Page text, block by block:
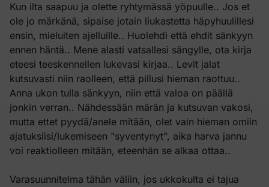
Kun ilta saapuu ja olette ryhtymässä yöpuulle.. Jos et
ole jo märkänä, sipaise jotain liukastetta häpyhuulillesi
ensin, mieluiten ajelluille.. Huolehdi että ehdit sänkyyn
ennen häntä.. Mene alasti vatsallesi sängylle, ota kirja
eteesi teeskennellen lukevasi kirjaa.. Levit jalat
kutsuvasti niin raolleen, että pillusi hieman raottuu..
Anna ukon tulla sänkyyn, niin että valoa on päällä
jonkin verran.. Nähdessään märän ja kutsuvan vakosi,
mutta ettet pyydä/anele mitään, olet vain hieman omiin
ajatuksiisi/lukemiseen "syventynyt", aika harva jannu
voi reaktiolleen mitään, eteenhän se alkaa ottaa..
Varasuunnitelma tähän väliin, jos ukkokulta ei tajua